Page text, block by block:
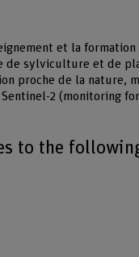
et la
sylviculture et de
proche de la nature,
2 (monitoring
to the